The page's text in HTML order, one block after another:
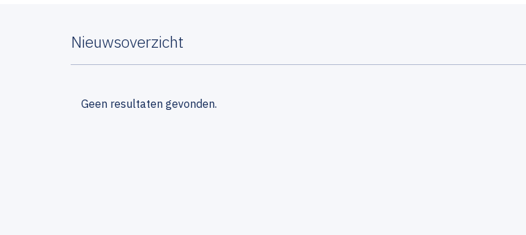
Nieuwsoverzicht
Geen resultaten gevonden.